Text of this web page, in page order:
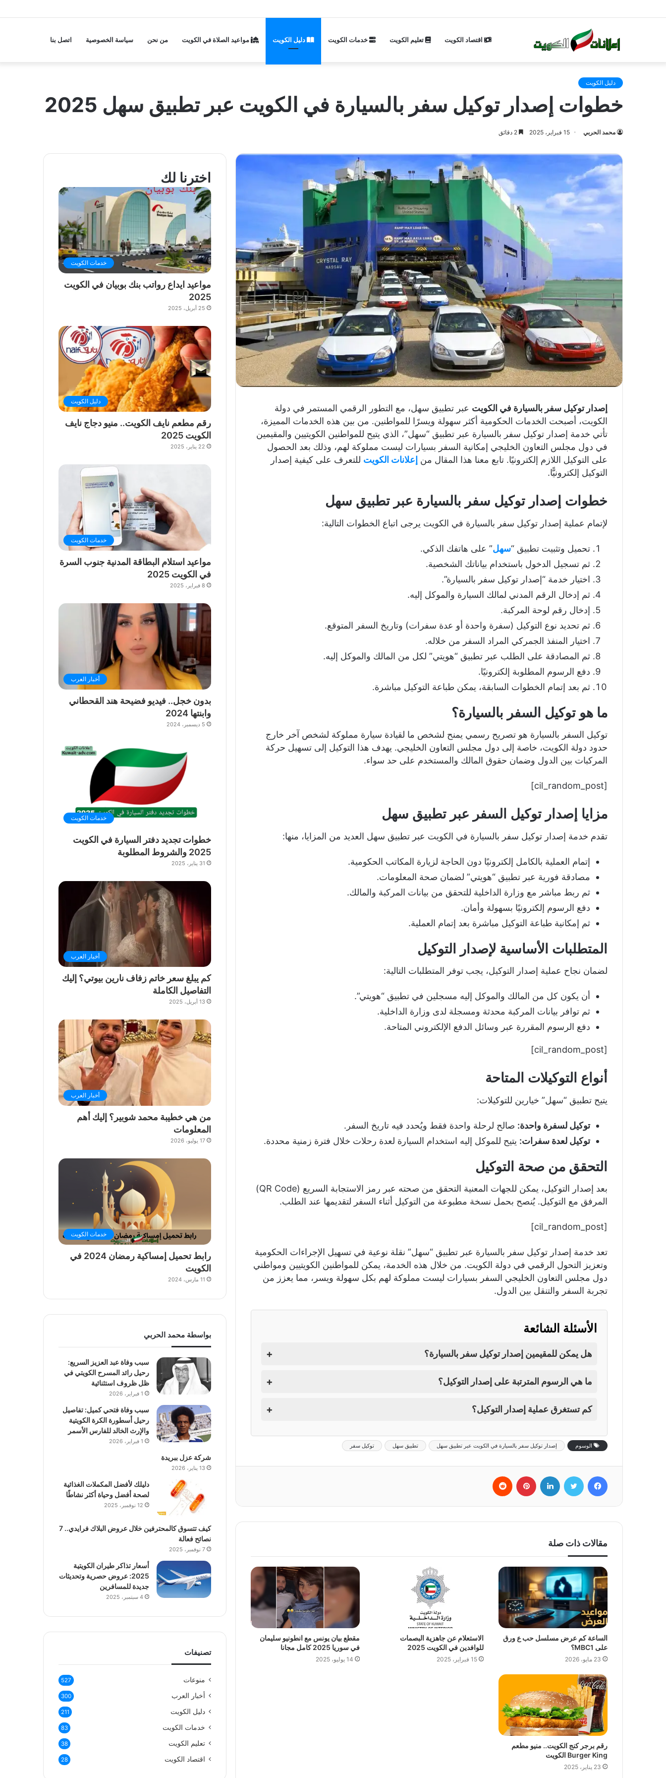
اقتصاد الكويت تعليم الكويت خدمات الكويت دليل الكويت مواعيد الصلاة في الكويت من نحن سياسة الخصوصية اتصل بنا
دليل الكويت
خطوات إصدار توكيل سفر بالسيارة في الكويت عبر تطبيق سهل 2025
محمد الحربي 15 فبراير، 2025
إصدار توكيل سفر بالسيارة في الكويت عبر تطبيق سهل، مع التطور الرقمي المستمر في دولة
الكويت، أصبحت الخدمات الحكومية أكثر سهولة ويسرًا للمواطنين. من بين هذه الخدمات المميزة،
تأتي خدمة إصدار توكيل سفر بالسيارة عبر تطبيق “سهل”، الذي يتيح للمواطنين الكويتيين والمقيمين
في دول مجلس التعاون الخليجي إمكانية السفر بسيارات ليست مملوكة لهم، وذلك بعد الحصول
على التوكيل اللازم إلكترونيًا. تابع معنا هذا المقال من إعلانات الكويت للتعرف على كيفية إصدار
التوكيل إلكترونيًّا.
خطوات إصدار توكيل سفر بالسيارة عبر تطبيق سهل
لإتمام عملية إصدار توكيل سفر بالسيارة في الكويت يرجى اتباع الخطوات التالية:
تحميل وتثبيت تطبيق “سهل” على هاتفك الذكي.
ثم تسجيل الدخول باستخدام بياناتك الشخصية.
اختيار خدمة “إصدار توكيل سفر بالسيارة”.
ثم إدخال الرقم المدني لمالك السيارة والموكل إليه.
إدخال رقم لوحة المركبة.
ثم تحديد نوع التوكيل (سفرة واحدة أو عدة سفرات) وتاريخ السفر المتوقع.
اختيار المنفذ الجمركي المراد السفر من خلاله.
ثم المصادقة على الطلب عبر تطبيق “هويتي” لكل من المالك والموكل إليه.
دفع الرسوم المطلوبة إلكترونيًا.
ثم بعد إتمام الخطوات السابقة، يمكن طباعة التوكيل مباشرة.
ما هو توكيل السفر بالسيارة؟
توكيل السفر بالسيارة هو تصريح رسمي يمنح لشخص ما لقيادة سيارة مملوكة لشخص آخر خارج
حدود دولة الكويت، خاصة إلى دول مجلس التعاون الخليجي. يهدف هذا التوكيل إلى تسهيل حركة
المركبات بين الدول وضمان حقوق المالك والمستخدم على حد سواء.
[cil_random_post]
مزايا إصدار توكيل السفر عبر تطبيق سهل
تقدم خدمة إصدار توكيل سفر بالسيارة في الكويت عبر تطبيق سهل العديد من المزايا، منها:
إتمام العملية بالكامل إلكترونيًا دون الحاجة لزيارة المكاتب الحكومية.
مصادقة فورية عبر تطبيق “هويتي” لضمان صحة المعلومات.
ثم ربط مباشر مع وزارة الداخلية للتحقق من بيانات المركبة والمالك.
دفع الرسوم إلكترونيًا بسهولة وأمان.
ثم إمكانية طباعة التوكيل مباشرة بعد إتمام العملية.
المتطلبات الأساسية لإصدار التوكيل
لضمان نجاح عملية إصدار التوكيل، يجب توفر المتطلبات التالية:
أن يكون كل من المالك والموكل إليه مسجلين في تطبيق “هويتي”.
ثم توافر بيانات المركبة محدثة ومسجلة لدى وزارة الداخلية.
دفع الرسوم المقررة عبر وسائل الدفع الإلكتروني المتاحة.
[cil_random_post]
أنواع التوكيلات المتاحة
يتيح تطبيق “سهل” خيارين للتوكيلات:
توكيل لسفرة واحدة: صالح لرحلة واحدة فقط ويُحدد فيه تاريخ السفر.
توكيل لعدة سفرات: يتيح للموكل إليه استخدام السيارة لعدة رحلات خلال فترة زمنية محددة.
التحقق من صحة التوكيل
بعد إصدار التوكيل، يمكن للجهات المعنية التحقق من صحته عبر رمز الاستجابة السريع (QR Code)
المرفق مع التوكيل. يُنصح بحمل نسخة مطبوعة من التوكيل أثناء السفر لتقديمها عند الطلب.
[cil_random_post]
تعد خدمة إصدار توكيل سفر بالسيارة عبر تطبيق “سهل” نقلة نوعية في تسهيل الإجراءات الحكومية
وتعزيز التحول الرقمي في دولة الكويت. من خلال هذه الخدمة، يمكن للمواطنين الكويتيين ومواطني
دول مجلس التعاون الخليجي السفر بسيارات ليست مملوكة لهم بكل سهولة ويسر، مما يعزز من
تجربة السفر والتنقل بين الدول.
الأسئلة الشائعة
هل يمكن للمقيمين إصدار توكيل سفر بالسيارة؟ +
ما هي الرسوم المترتبة على إصدار التوكيل؟ +
كم تستغرق عملية إصدار التوكيل؟ +
الوسوم إصدار توكيل سفر بالسيارة في الكويت عبر تطبيق سهل تطبيق سهل توكيل سفر
مقالات ذات صلة
الساعة كم عرض مسلسل حب ع ورق
على MBC1؟
23 مايو، 2026
الاستعلام عن جاهزية البصمات
للوافدين في الكويت 2025
15 فبراير، 2025
مقطع بيان يونس مع انطونيو سليمان
في سوريا 2025 كامل مجانا
14 يوليو، 2025
رقم برجر كنج الكويت.. منيو مطعم
Burger King الكويت
23 يناير، 2025
اخترنا لك
خدمات الكويت
مواعيد ايداع رواتب بنك بوبيان في الكويت
2025
25 أبريل، 2025
دليل الكويت
رقم مطعم نايف الكويت.. منيو دجاج نايف
الكويت 2025
22 يناير، 2025
خدمات الكويت
مواعيد استلام البطاقة المدنية جنوب السرة
في الكويت 2025
8 فبراير، 2025
أخبار العرب
بدون خجل.. فيديو فضيحة هند القحطاني
وابنتها 2024
5 ديسمبر، 2024
خدمات الكويت
خطوات تجديد دفتر السيارة في الكويت
2025 والشروط المطلوبة
31 يناير، 2025
أخبار العرب
كم يبلغ سعر خاتم زفاف نارين بيوتي؟ إليك
التفاصيل الكاملة
13 أبريل، 2025
أخبار العرب
من هي خطيبة محمد شوبير؟ إليك أهم
المعلومات
17 يوليو، 2026
خدمات الكويت
رابط تحميل إمساكية رمضان 2024 في
الكويت
11 مارس، 2024
بواسطة محمد الحربي
سبب وفاة عبد العزيز السريع:
رحيل رائد المسرح الكويتي في
ظل ظروف استثنائية
1 فبراير، 2026
سبب وفاة فتحي كميل: تفاصيل
رحيل أسطورة الكرة الكويتية
والإرث الخالد للفارس الأسمر
1 فبراير، 2026
شركة عزل ببريدة
13 يناير، 2026
دليلك لأفضل المكملات الغذائية
لصحة أفضل وحياة أكثر نشاطًا
12 نوفمبر، 2025
كيف تتسوق كالمحترفين خلال عروض البلاك فرايدي.. 7
نصائح فعالة
7 نوفمبر، 2025
أسعار تذاكر طيران الكويتية
2025: عروض حصرية وتحديثات
جديدة للمسافرين
4 سبتمبر، 2025
تصنيفات
منوعات 527
أخبار العرب 300
دليل الكويت 211
خدمات الكويت 83
تعليم الكويت 38
اقتصاد الكويت 28